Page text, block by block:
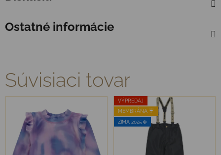
Ostatné informácie
Súvisiaci tovar
VÝPREDAJ
MEMBRÁNA ☔️
ZIMA 2025 ❄️